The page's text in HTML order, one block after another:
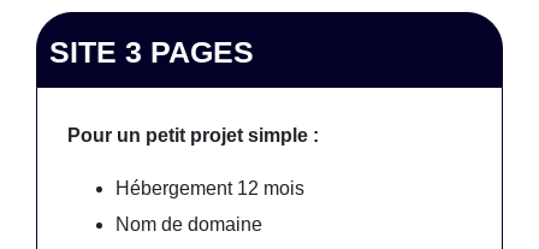
SITE 3 PAGES
Pour un petit projet simple :
Hébergement 12 mois
Nom de domaine